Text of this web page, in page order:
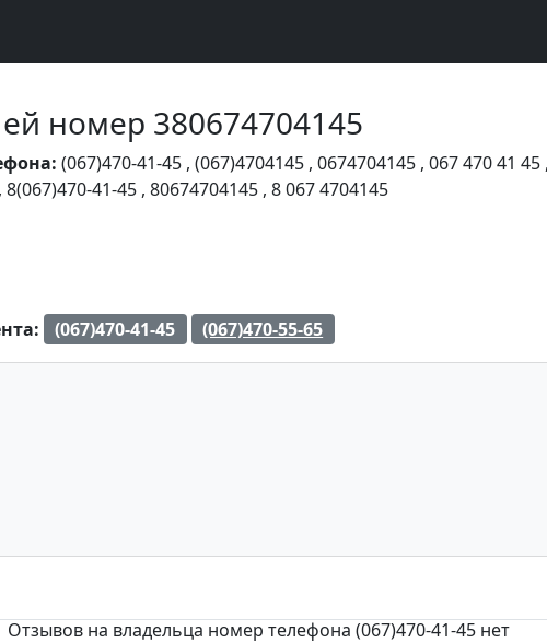
номер 380674704145
(067)470-41-45 , (067)4704145 , 0674704145 , 067 470 41 45 ,
, 8(067)470-41-45 , 80674704145 , 8 067 4704145
(067)470-41-45 (067)470-55-65
Отзывов на владельца номер телефона (067)470-41-45 нет